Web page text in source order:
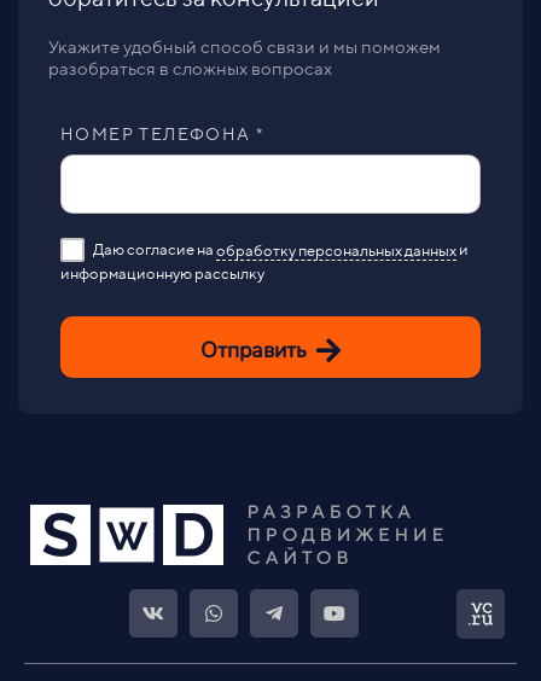
Укажите удобный способ связи и мы поможем
разобраться в сложных вопросах
НОМЕР ТЕЛЕФОНА *
Даю согласие на обработку персональных данных и
информационную рассылку
Отправить